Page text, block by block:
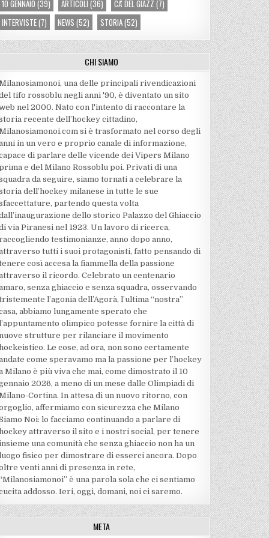
10 GENNAIO (39) ARTICOLI (36) CA' DEL GIAZZ (7)
INTERVISTE(7) NEWS (52) STORIA(52)
CHI SIAMO
una delle principali rivendicazioni
tifo rossoblu negli anni '90, è diventato un sito
nel 2000. Nato con l'intento di raccontare la
recente dell’hockey cittadino,
si è trasformato nel corso degli
in un vero e proprio canale di informazione,
di parlare delle vicende dei Vipers Milano
e del Milano Rossoblu poi. Privati di una
da seguire, siamo tornati a celebrare la
dell’hockey milanese in tutte le sue
partendo questa volta
dello storico Palazzo del Ghiaccio
via Piranesi nel 1923. Un lavoro di ricerca,
testimonianze, anno dopo anno,
tutti i suoi protagonisti, fatto pensando di
così accesa la fiammella della passione
il ricordo. Celebrato un centenario
senza ghiaccio e senza squadra, osservando
l’agonia dell’Agorà, l’ultima “nostra”
abbiamo lungamente sperato che
olimpico potesse fornire la città di
strutture per rilanciare il movimento
Le cose, ad ora, non sono certamente
come speravamo ma la passione per l’hockey
Milano è più viva che mai, come dimostrato il 10
2026, a meno di un mese dalle Olimpiadi di
Cortina. In attesa di un nuovo ritorno, con
affermiamo con sicurezza che Milano
Noi: lo facciamo continuando a parlare di
attraverso il sito e i nostri social, per tenere
una comunità che senza ghiaccio non ha un
fisico per dimostrare di esserci ancora. Dopo
venti anni di presenza in rete,
è una parola sola che ci sentiamo
addosso. Ieri, oggi, domani, noi ci saremo.
META